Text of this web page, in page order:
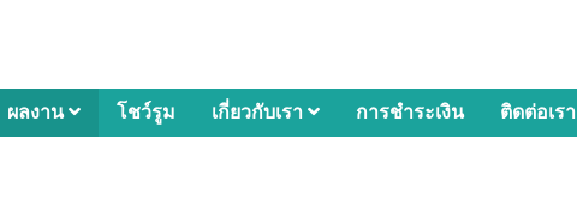
ผลงาน โชว์รูม เกี่ยวกับเรา การชำระเงิน ติดต่อเรา